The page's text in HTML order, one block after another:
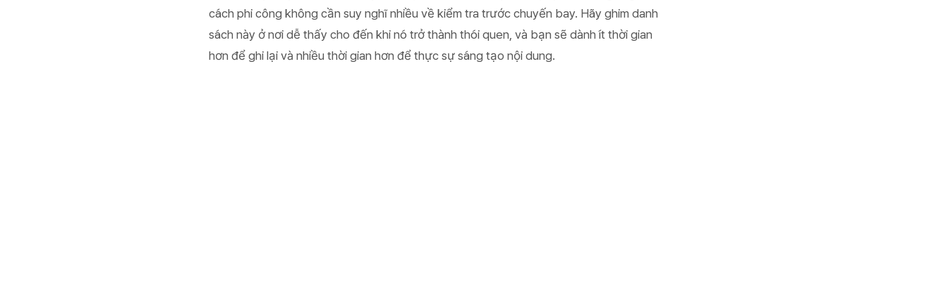
cách phi công không cần suy nghĩ nhiều về kiểm tra trước chuyến bay. Hãy ghim danh
sách này ở nơi dễ thấy cho đến khi nó trở thành thói quen, và bạn sẽ dành ít thời gian
hơn để ghi lại và nhiều thời gian hơn để thực sự sáng tạo nội dung.